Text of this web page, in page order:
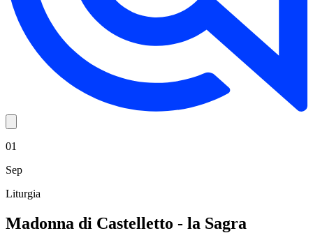
01
Sep
Liturgia
Madonna di Castelletto - la Sagra